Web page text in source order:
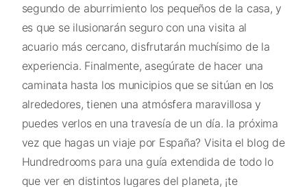
segundo de aburrimiento los pequeños de la casa, y
es que se ilusionarán seguro con una visita al
acuario más cercano, disfrutarán muchísimo de la
experiencia. Finalmente, asegúrate de hacer una
caminata hasta los municipios que se sitúan en los
alrededores, tienen una atmósfera maravillosa y
puedes verlos en una travesía de un día. la próxima
vez que hagas un viaje por España? Visita el blog de
Hundredrooms para una guía extendida de todo lo
que ver en distintos lugares del planeta, ¡te